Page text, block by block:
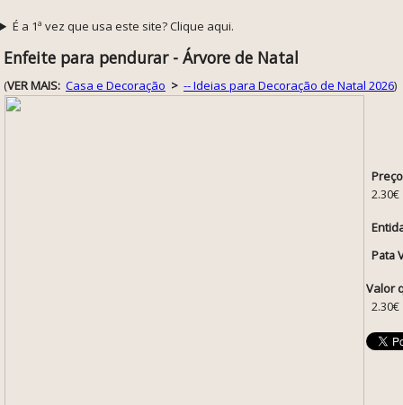
É a 1ª vez que usa este site? Clique aqui.
Enfeite para pendurar - Árvore de Natal
(VER MAIS: Casa e Decoração > -- Ideias para Decoração de Natal 2026)
2.30€
Pata
Valor
2.30€